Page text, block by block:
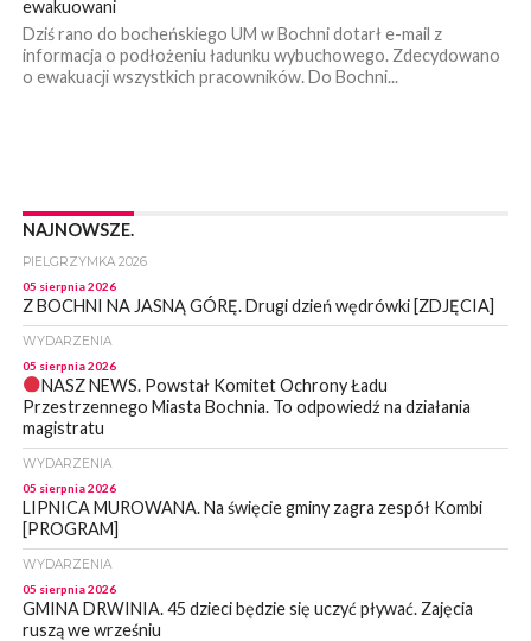
ewakuowani
Dziś rano do bocheńskiego UM w Bochni dotarł e-mail z
informacja o podłożeniu ładunku wybuchowego. Zdecydowano
o ewakuacji wszystkich pracowników. Do Bochni...
NAJNOWSZE.
PIELGRZYMKA 2026
05 sierpnia 2026
Z BOCHNI NA JASNĄ GÓRĘ. Drugi dzień wędrówki [ZDJĘCIA]
WYDARZENIA
05 sierpnia 2026
NASZ NEWS. Powstał Komitet Ochrony Ładu
Przestrzennego Miasta Bochnia. To odpowiedź na działania
magistratu
WYDARZENIA
05 sierpnia 2026
LIPNICA MUROWANA. Na święcie gminy zagra zespół Kombi
[PROGRAM]
WYDARZENIA
05 sierpnia 2026
GMINA DRWINIA. 45 dzieci będzie się uczyć pływać. Zajęcia
ruszą we wrześniu